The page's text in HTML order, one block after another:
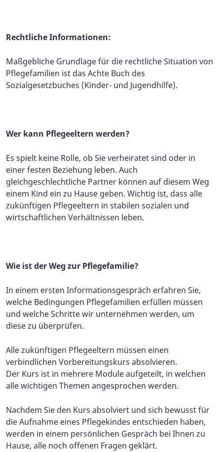
Rechtliche Informationen:
Maßgebliche Grundlage für die rechtliche Situation von
Pflegefamilien ist das Achte Buch des
Sozialgesetzbuches (Kinder- und Jugendhilfe).
Wer kann Pflegeeltern werden?
Es spielt keine Rolle, ob Sie verheiratet sind oder in
einer festen Beziehung leben. Auch
gleichgeschlechtliche Partner können auf diesem Weg
einem Kind ein zu Hause geben. Wichtig ist, dass alle
zukünftigen Pflegeeltern in stabilen sozialen und
wirtschaftlichen Verhältnissen leben.
Wie ist der Weg zur Pflegefamilie?
In einem ersten Informationsgespräch erfahren Sie,
welche Bedingungen Pflegefamilien erfüllen müssen
und welche Schritte wir unternehmen werden, um
diese zu überprüfen.
Alle zukünftigen Pflegeeltern müssen einen
verbindlichen Vorbereitungskurs absolvieren.
Der Kurs ist in mehrere Module aufgeteilt, in welchen
alle wichtigen Themen angesprochen werden.
Nachdem Sie den Kurs absolviert und sich bewusst für
die Aufnahme eines Pflegekindes entschieden haben,
werden in einem persönlichen Gespräch bei Ihnen zu
Hause, alle noch offenen Fragen geklärt.